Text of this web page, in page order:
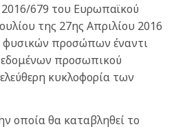
2016/679 του Ευρωπαϊκού
της 27ης Απριλίου 2016
προσώπων έναντι
προσωπικού
κυκλοφορία των
οποία θα καταβληθεί το